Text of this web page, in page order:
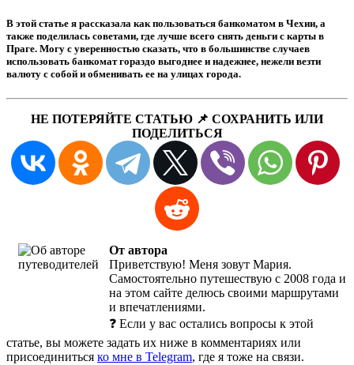
В этой статье я рассказала как пользоваться банкоматом в Чехии, а
также поделилась советами, где лучше всего снять деньги с карты в
Праге. Могу с уверенностью сказать, что в большинстве случаев
использовать банкомат гораздо выгоднее и надежнее, нежели везти
валюту с собой и обменивать ее на улицах города.
НЕ ПОТЕРЯЙТЕ СТАТЬЮ 📌 СОХРАНИТЬ ИЛИ
ПОДЕЛИТЬСЯ
От автора
Приветствую! Меня зовут Мария.
Самостоятельно путешествую с 2008 года и
на этом сайте делюсь своими маршрутами
и впечатлениями.
❓ Если у вас остались вопросы к этой
статье, вы можете задать их ниже в комментариях или
присоединиться ко мне в Telegram, где я тоже на связи.